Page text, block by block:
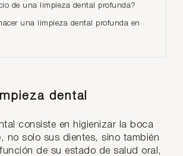
de una limpieza dental profunda?
una limpieza dental profunda en
dental
consiste en higienizar la boca
no solo sus dientes, sino también
de su estado de salud oral,